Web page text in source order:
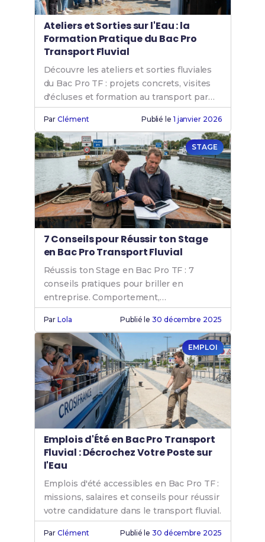
Ateliers et Sorties sur l'Eau : la
Formation Pratique du Bac Pro
Transport Fluvial
Découvre les ateliers et sorties fluviales
du Bac Pro TF : projets concrets, visites
d'écluses et formation au transport par
l'eau.
ParClément Publié le 1 janvier 2026
STAGE
7 Conseils pour Réussir ton Stage
en Bac Pro Transport Fluvial
Réussis ton Stage en Bac Pro TF : 7
conseils pratiques pour briller en
entreprise. Comportement,
compétences, rapport de stage.
ParLola Publié le30 décembre 2025
EMPLOI
Emplois d'Été en Bac Pro Transport
Fluvial : Décrochez Votre Poste sur
l'Eau
Emplois d'été accessibles en Bac Pro TF :
missions, salaires et conseils pour réussir
votre candidature dans le transport fluvial.
ParClément Publié le30 décembre 2025